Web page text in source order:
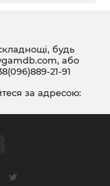
будь
, або
21-91
за адресою: